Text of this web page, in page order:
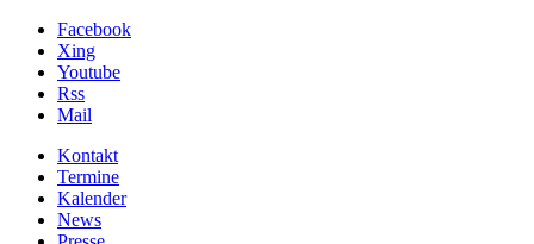
Facebook
Xing
Youtube
Rss
Mail
Kontakt
Termine
Kalender
News